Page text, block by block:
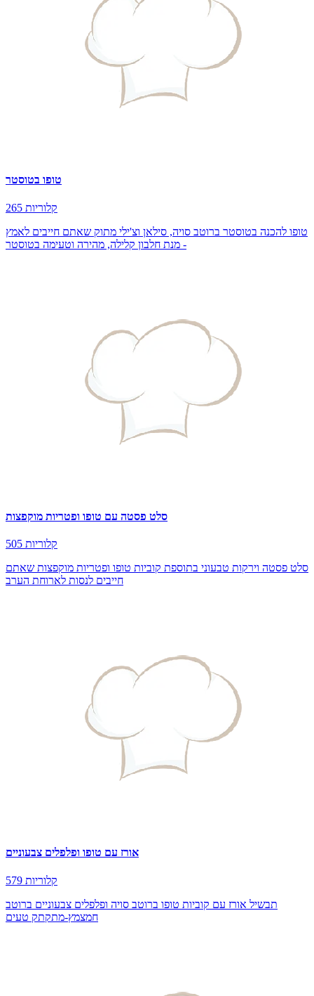
טופו בטוסטר
265 קלוריות
טופו להכנה בטוסטר ברוטב סויה, סילאן וצ'ילי מתוק שאתם חייבים לאמץ
- מנת חלבון קלילה, מהירה וטעימה בטוסטר
סלט פסטה עם טופו ופטריות מוקפצות
505 קלוריות
סלט פסטה וירקות טבעוני בתוספת קוביות טופו ופטריות מוקפצות שאתם
חייבים לנסות לארוחת הערב
אורז עם טופו ופלפלים צבעוניים
579 קלוריות
תבשיל אורז עם קוביות טופו ברוטב סויה ופלפלים צבעוניים ברוטב
חמצמץ-מתקתק טעים